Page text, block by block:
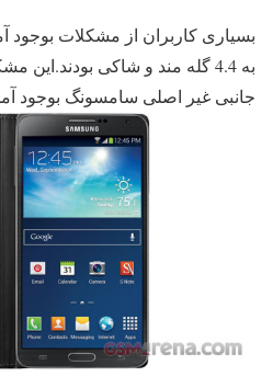
به 4.4 گله مند و شاکی بودند.این
جانبی غیر اصلی سامسونگ بوجود